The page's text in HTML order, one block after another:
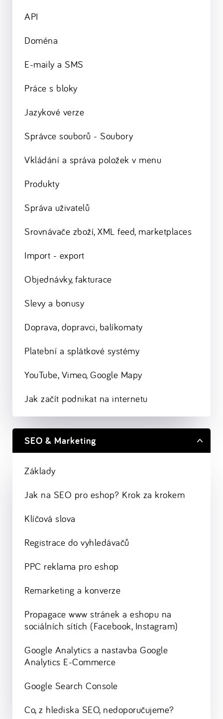
API
Doména
E-maily a SMS
Práce s bloky
Jazykové verze
Správce souborů - Soubory
Vkládání a správa položek v menu
Produkty
Správa uživatelů
Srovnávače zboží, XML feed, marketplaces
Import - export
Objednávky, fakturace
Slevy a bonusy
Doprava, dopravci, balíkomaty
Platební a splátkové systémy
YouTube, Vimeo, Google Mapy
Jak začít podnikat na internetu
SEO & Marketing
Základy
Jak na SEO pro eshop? Krok za krokem
Klíčová slova
Registrace do vyhledávačů
PPC reklama pro eshop
Remarketing a konverze
Propagace www stránek a eshopu na
sociálních sítích (Facebook, Instagram)
Google Analytics a nastavba Google
Analytics E-Commerce
Google Search Console
Co, z hlediska SEO, nedoporučujeme?